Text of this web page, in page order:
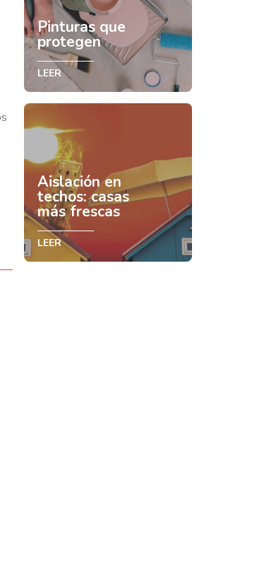
Pinturas que
protegen
LEER
Aislación en
techos: casas
más frescas
LEER